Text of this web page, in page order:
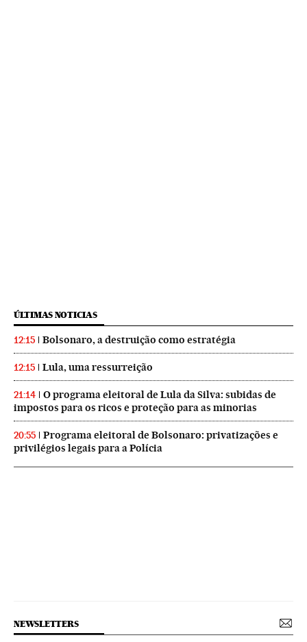
ÚLTIMAS NOTICIAS
12:15 Bolsonaro, a destruição como estratégia
12:15 Lula, uma ressurreição
21:14
O programa eleitoral de Lula da Silva: subidas de
impostos para os ricos e proteção para as minorias
20:55
Programa eleitoral de Bolsonaro: privatizações e
privilégios legais para a Polícia
NEWSLETTERS